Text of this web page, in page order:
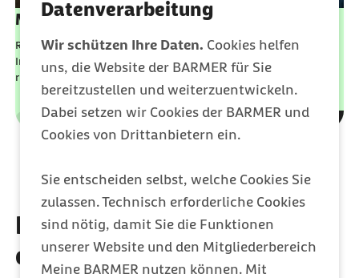
Datenverarbeitung
Wir schützen Ihre Daten. Cookies helfen
uns, die Website der BARMER für Sie
bereitzustellen und weiterzuentwickeln.
Dabei setzen wir Cookies der BARMER und
Cookies von Drittanbietern ein.
Sie entscheiden selbst, welche Cookies Sie
zulassen. Technisch erforderliche Cookies
sind nötig, damit Sie die Funktionen
unserer Website und den Mitgliederbereich
Meine BARMER nutzen können. Mit
externer Link:
Meine Barmer Versicherung
Regeln Sie Ihre Versicherungsfragen einfach unter Meine Barmer.
In der Übersicht finden Sie häufige Fragen zu speziellen Themen
rund um Ihre Barmer-Mitgliedschaft.
Leistungen
Häufige Fragen rund um
das Gesundheitssystem